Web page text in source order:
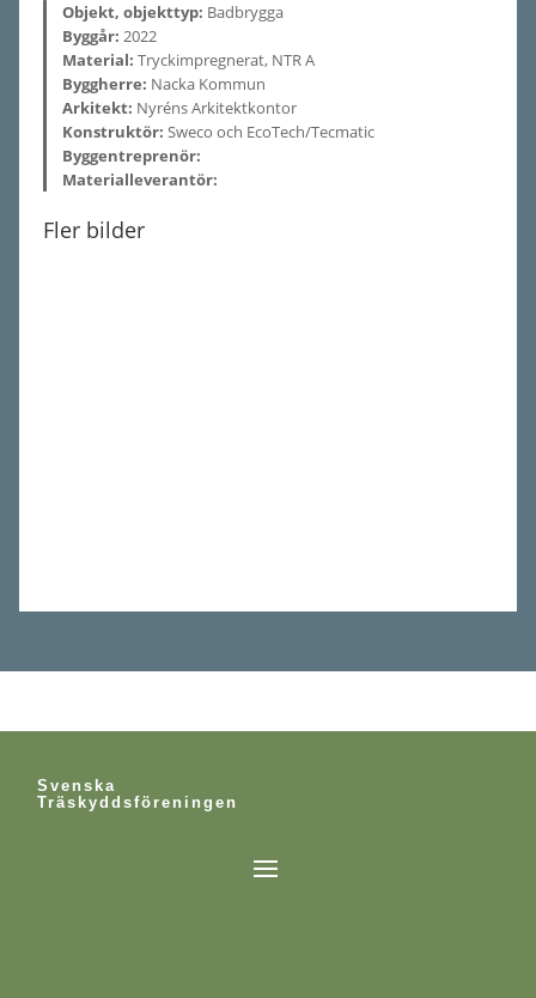
Objekt, objekttyp: Badbrygga
Byggår: 2022
Material: Tryckimpregnerat, NTR A
Byggherre: Nacka Kommun
Arkitekt: Nyréns Arkitektkontor
Konstruktör: Sweco och EcoTech/Tecmatic
Byggentreprenör:
Materialleverantör:
Fler bilder
Svenska
Träskyddsföreningen